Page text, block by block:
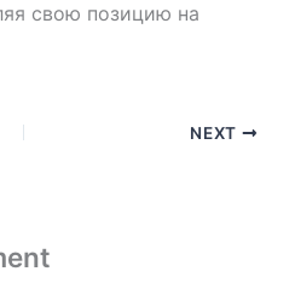
свою позицию на
NEXT